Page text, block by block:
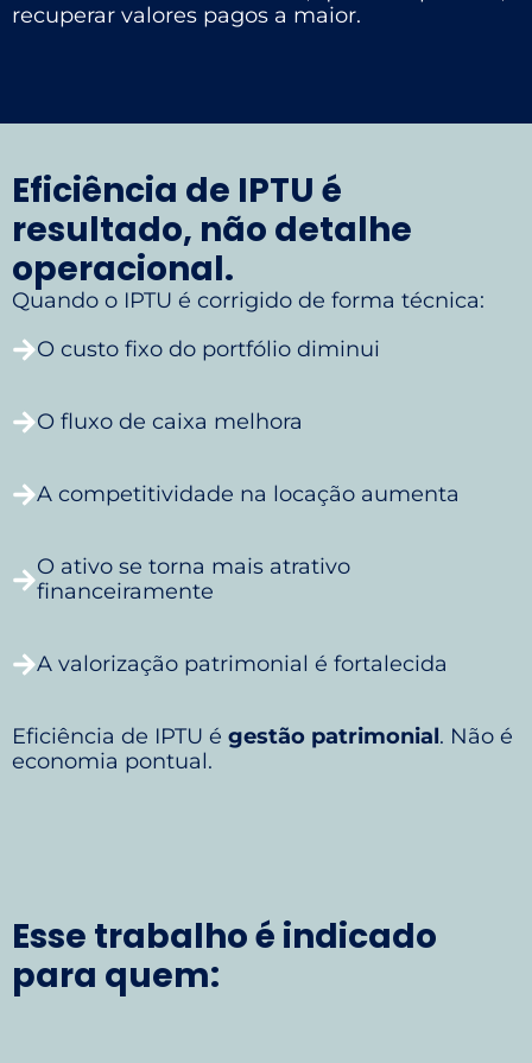
recuperar valores pagos a maior.
Eficiência de IPTU é
resultado, não detalhe
operacional.
Quando o IPTU é corrigido de forma técnica:
O custo fixo do portfólio diminui
O fluxo de caixa melhora
A competitividade na locação aumenta
O ativo se torna mais atrativo
financeiramente
A valorização patrimonial é fortalecida
Eficiência de IPTU é gestão patrimonial. Não é
economia pontual.
Esse trabalho é indicado
para quem: